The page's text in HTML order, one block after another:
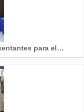
para el…